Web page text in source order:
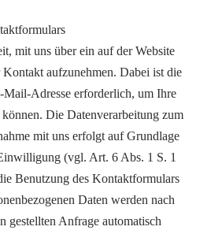
mit uns über ein auf der Website
Kontakt aufzunehmen. Dabei ist die
Adresse erforderlich, um Ihre
Die Datenverarbeitung zum
mit uns erfolgt auf Grundlage
(vgl. Art. 6 Abs. 1 S. 1
Benutzung des Kontaktformulars
Daten werden nach
gestellten Anfrage automatisch